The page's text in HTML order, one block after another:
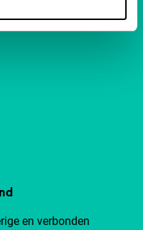
en verbonden